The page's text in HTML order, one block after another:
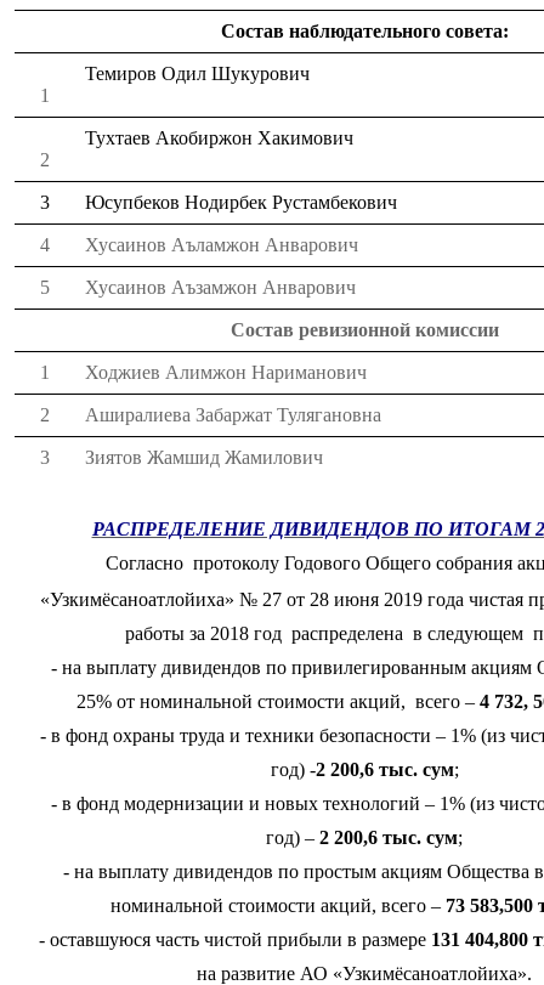
Состав наблюдательного совета:
1
Темиров Одил Шукурович
2
Тухтаев Акобиржон Хакимович
3 Юсупбеков Нодирбек Рустамбекович
4 Хусаинов Аъламжон Анварович
5 Хусаинов Аъзамжон Анварович
Состав ревизионной комиссии
1 Ходжиев Алимжон Нариманович
2 Аширалиева Забаржат Тулягановна
3 Зиятов Жамшид Жамилович
РАСПРЕДЕЛЕНИЕ ДИВИДЕНДОВ ПО ИТОГАМ
Согласно протоколу Годового Общего собрания
«Узкимёсаноатлойиха» № 27 от 28 июня 2019 года чистая
работы за 2018 год распределена в следующем
- на выплату дивидендов по привилегированным акциям
25% от номинальной стоимости акций, всего – 4 732,
- в фонд охраны труда и техники безопасности – 1% (из
год) -2 200,6 тыс. сум;
- в фонд модернизации и новых технологий – 1% (из
год) – 2 200,6 тыс. сум;
- на выплату дивидендов по простым акциям Общества в
номинальной стоимости акций, всего – 73 583,500
- оставшуюся часть чистой прибыли в размере 131 404,800
на развитие АО «Узкимёсаноатлойиха».